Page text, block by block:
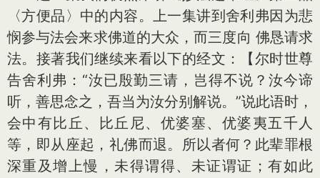
〈方便品〉中的内容。上一集讲到舍利弗因为悲
悯参与法会来求佛道的大众，而三度向 佛恳请求
法。接著我们继续来看以下的经文：【尔时世尊
告舍利弗：“汝已殷勤三请，岂得不说？汝今谛
听，善思念之，吾当为汝分别解说。”说此语时，
会中有比丘、比丘尼、优婆塞、优婆夷五千人
等，即从座起，礼佛而退。所以者何？此辈罪根
深重及增上慢，未得谓得、未证谓证；有如此